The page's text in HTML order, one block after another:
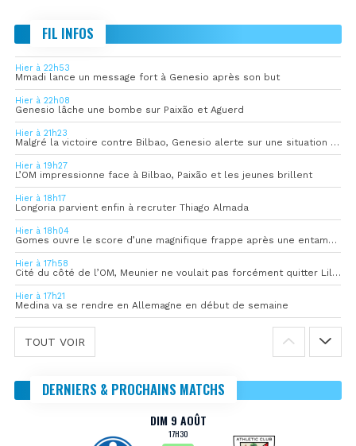
FIL INFOS
Hier à 22h53
Mmadi lance un message fort à Genesio après son but
Hier à 22h08
Genesio lâche une bombe sur Paixão et Aguerd
Hier à 21h23
Malgré la victoire contre Bilbao, Genesio alerte sur une situation « pas idéale »
Hier à 19h27
L’OM impressionne face à Bilbao, Paixão et les jeunes brillent
Hier à 18h17
Longoria parvient enfin à recruter Thiago Almada
Hier à 18h04
Gomes ouvre le score d’une magnifique frappe après une entame convaincante
Hier à 17h58
Cité du côté de l’OM, Meunier ne voulait pas forcément quitter Lille
Hier à 17h21
Medina va se rendre en Allemagne en début de semaine
TOUT VOIR
DERNIERS & PROCHAINS MATCHS
DIM 9 AOÛT
17H30